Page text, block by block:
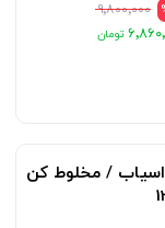
۹٬۸۰۰٬۰۰۰
اسیاب / مخلوط کن